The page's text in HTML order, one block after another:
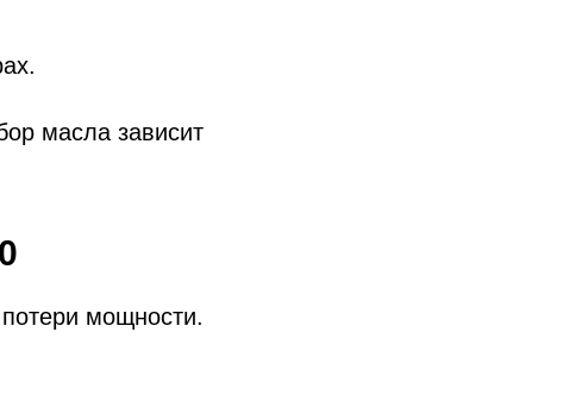
масла зависит
мощности.